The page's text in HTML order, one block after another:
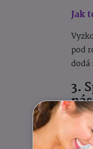
Jak
pod
3.